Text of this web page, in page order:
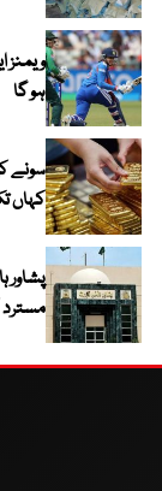
ہو گا
سونے
کہاں
پشاور
مسترد